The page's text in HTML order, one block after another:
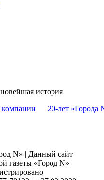
история
20-лет «Города
N» | Данный сайт
газеты «Город N» |